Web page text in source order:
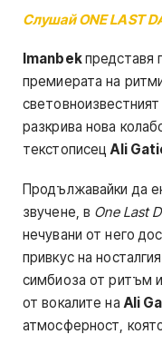
Слушай ONE LAST
Imanbekпредставя
премиерата на
разкрива нова
текстописецAli
Продължавайки да
звучене, в One Last
нечувани от него
привкус на
симбиоза от ритъм
от вокалите на Ali
атмосферност,